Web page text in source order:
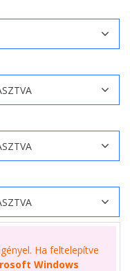
Ha feltelepítve
Windows